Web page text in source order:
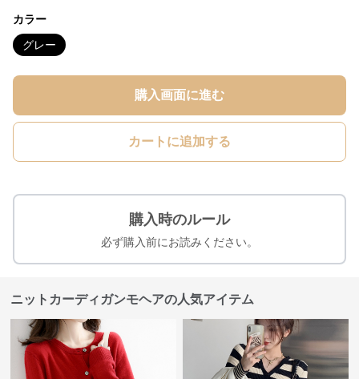
カラー
グレー
購入画面に進む
カートに追加する
購入時のルール
必ず購入前にお読みください。
ニットカーディガンモヘアの人気アイテム